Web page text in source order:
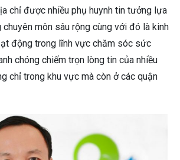
chỉ được nhiều phụ huynh tin tưởng lựa
chuyên môn sâu rộng cùng với đó là kinh
động trong lĩnh vực chăm sóc sức
chóng chiếm trọn lòng tin của nhiều
chỉ trong khu vực mà còn ở các quận